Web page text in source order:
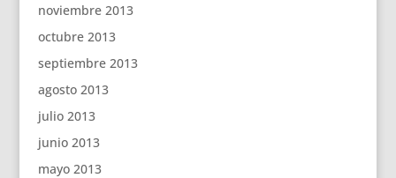
noviembre 2013
octubre 2013
septiembre 2013
agosto 2013
julio 2013
junio 2013
mayo 2013